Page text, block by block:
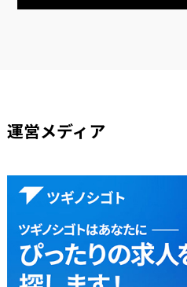
運営メディア